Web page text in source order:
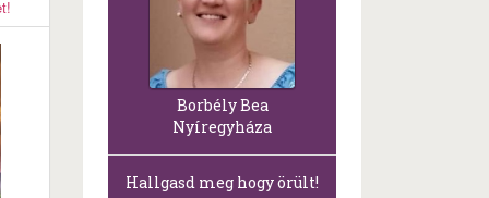
Borbély Bea
Nyíregyháza
Hallgasd meg hogy örült!